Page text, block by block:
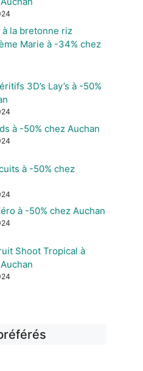
à la bretonne riz
Marie à -34% chez
3D’s Lay’s à -50%
à -50% chez Auchan
à -50% chez
à -50% chez Auchan
Shoot Tropical à